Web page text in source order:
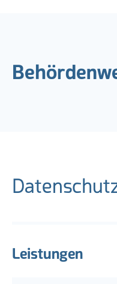
Leistungen